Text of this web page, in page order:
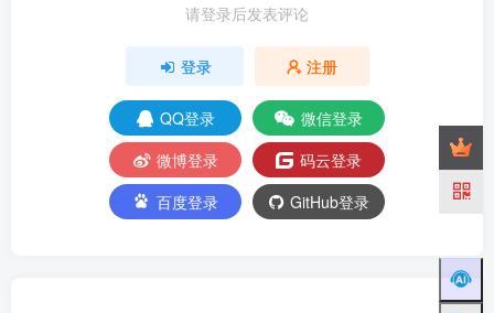
请登录后发表评论
登录 注册
QQ登录
微信登录
微博登录
码云登录
百度登录
GitHub登录